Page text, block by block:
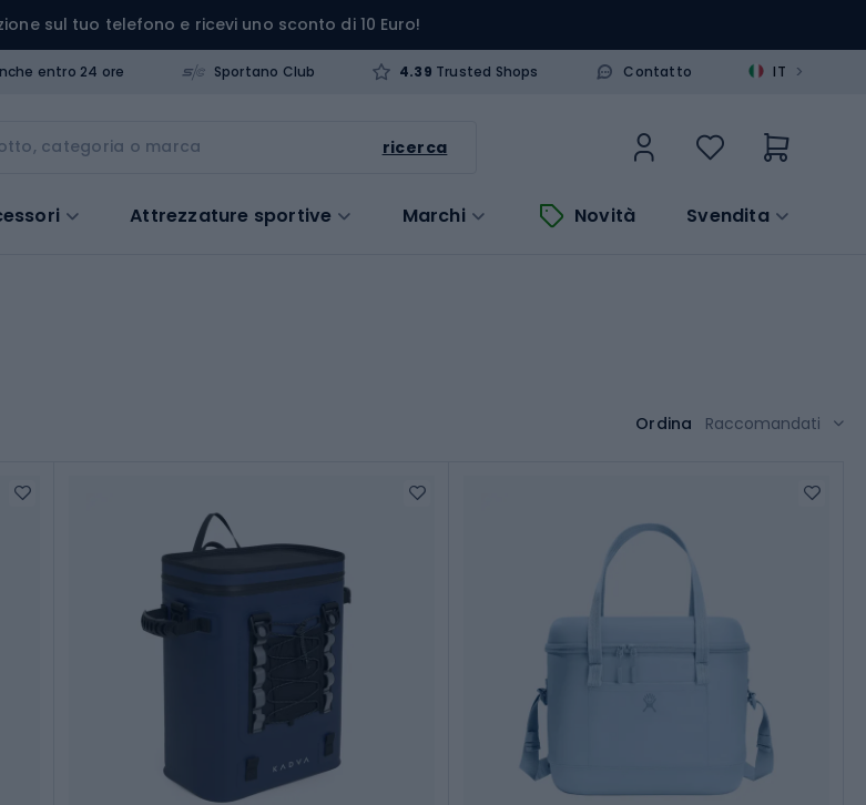
sul tuo telefono e ricevi uno sconto di 10 Euro!
entro 24 ore Sportano Club 4.39 Trusted Shops Contatto IT >
ricerca
Attrezzature sportive Marchi Novità Svendita
Ordina Raccomandati